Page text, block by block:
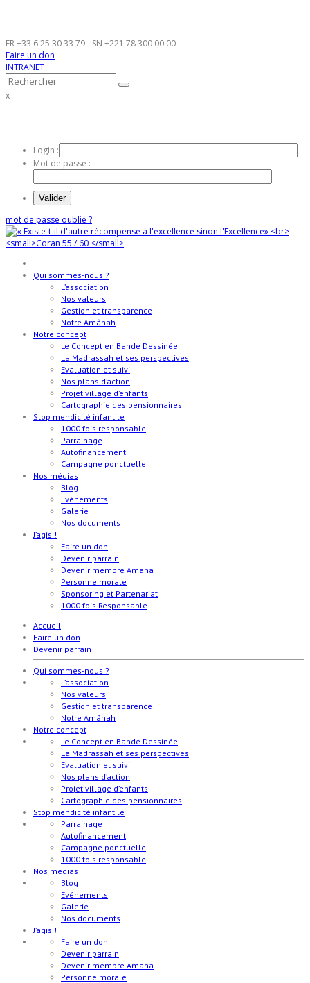
FR+33 6 25 30 33 79- SN +221 78 300 00 00
Faire un don
INTRANET
x
Login :
Mot de passe :
mot de passe oublié ?
Qui sommes-nous ?
L’association
Nos valeurs
Gestion et transparence
Notre Amânah
Notre concept
Le Concept en Bande Dessinée
La Madrassah et ses perspectives
Evaluation et suivi
Nos plans d’action
Projet village d’enfants
Cartographie des pensionnaires
Stop mendicité infantile
1000 fois responsable
Parrainage
Autofinancement
Campagne ponctuelle
Nos médias
Blog
Evénements
Galerie
Nos documents
J’agis !
Faire un don
Devenir parrain
Devenir membre Amana
Personne morale
Sponsoring et Partenariat
1000 fois Responsable
Accueil
Faire un don
Devenir parrain
Qui sommes-nous ?
L’association
Nos valeurs
Gestion et transparence
Notre Amânah
Notre concept
Le Concept en Bande Dessinée
La Madrassah et ses perspectives
Evaluation et suivi
Nos plans d’action
Projet village d’enfants
Cartographie des pensionnaires
Stop mendicité infantile
Parrainage
Autofinancement
Campagne ponctuelle
1000 fois responsable
Nos médias
Blog
Evénements
Galerie
Nos documents
J’agis !
Faire un don
Devenir parrain
Devenir membre Amana
Personne morale